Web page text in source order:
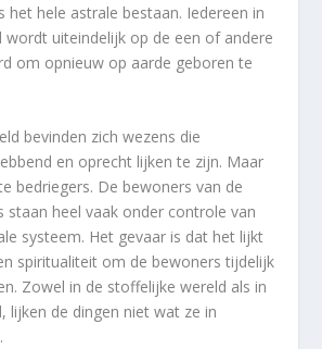
het hele astrale bestaan. Iedereen in
wordt uiteindelijk op de een of andere
om opnieuw op aarde geboren te
bevinden zich wezens die
en oprecht lijken te zijn. Maar
bedriegers. De bewoners van de
staan heel vaak onder controle van
systeem. Het gevaar is dat het lijkt
spiritualiteit om de bewoners tijdelijk
Zowel in de stoffelijke wereld als in
lijken de dingen niet wat ze in